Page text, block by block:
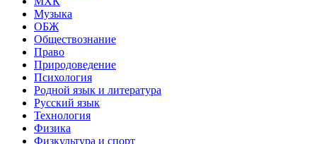
Музыка
ОБЖ
Обществознание
Право
Природоведение
Психология
Родной язык и литература
Русский язык
Технология
Физика
Физкультура и спорт